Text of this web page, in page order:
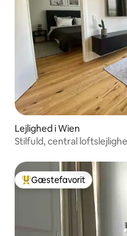
Lejlighed i Wien
Stilfuld, central
Bedste gæstefavorit
Gæstefavorit